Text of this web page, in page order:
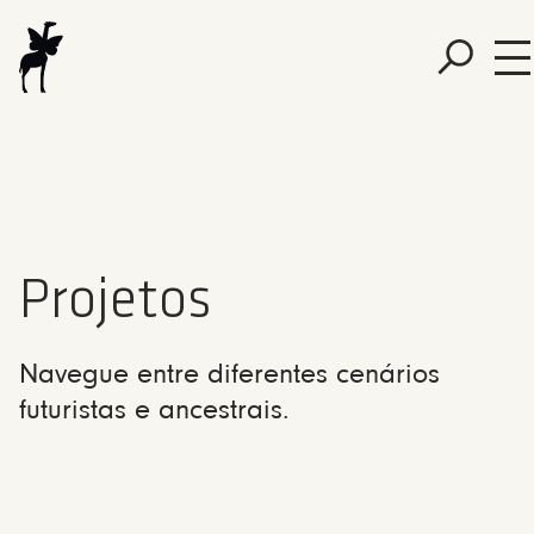
Projetos
Navegue entre diferentes cenários
futuristas e ancestrais.